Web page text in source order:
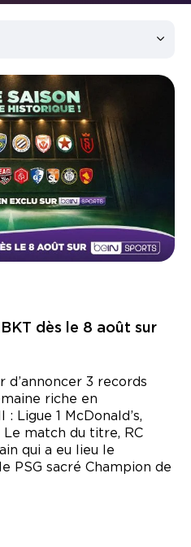
dès le 8 août sur
d’annoncer 3 records
riche en
Ligue 1 McDonald’s,
Le match du titre, RC
qui a eu lieu le
PSG sacré Champion de